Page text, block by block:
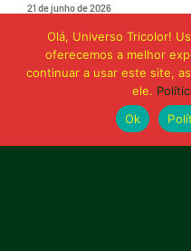
21 de junho de 2026
Sampaio é
e buscará reação
Olá, Universo Tricolor!
oferecemos a melhor
continuar a usar este site,
ele.
Ok